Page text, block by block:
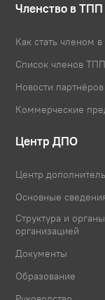
Членство в ТПП
Как стать членом
Список членов
Новости партнёров
Коммерческие
Центр ДПО
Центр
Основные
Структура и
организацией
Документы
Образование